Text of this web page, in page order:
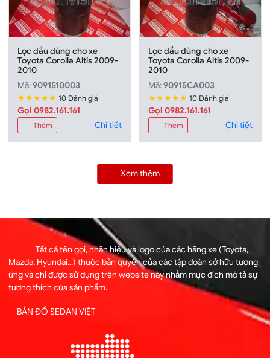
Lọc dầu dùng cho xe
Toyota Corolla Altis 2009-
2010
Mã:9091510003
★★★★★ 10 Đánh giá
Gọi 0982.161.161
Thêm Chi tiết
Lọc dầu dùng cho xe
Toyota Corolla Altis 2009-
2010
Mã:90915CA003
★★★★★ 10 Đánh giá
Gọi 0982.161.161
Thêm Chi tiết
Xem thêm
Tất cả tên gọi, nhãn hiệu và logo của các hãng xe (Toyota,
Mazda, Hyundai...) thuộc bản quyền của các tập đoàn sở hữu tương
ứng và chỉ được sử dụng trên website này nhằm mục đích mô tả sự
tương thích của sản phẩm.
BẢN ĐỒ SEDAN VIỆT